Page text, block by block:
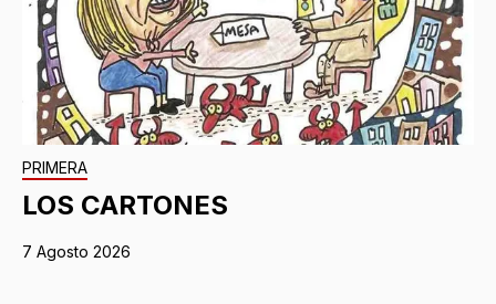
PRIMERA
LOS CARTONES
7 Agosto 2026